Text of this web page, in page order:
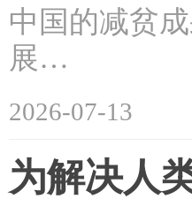
中国的减贫
展…
2026-07-13
为解决人